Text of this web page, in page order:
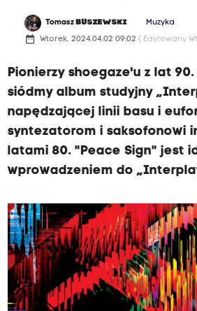
Tomasz BUSZEWSKI Muzyka
date_range Wtorek, 2024.04.02 09:02 ( Edytowany
Pionierzy shoegaze'u z lat
siódmy album studyjny
napędzającej linii basu i
syntezatorom i saksofonowi
latami 80. "Peace Sign" jest
wprowadzeniem do